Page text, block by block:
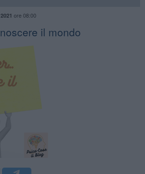
ore 08:00
il mondo